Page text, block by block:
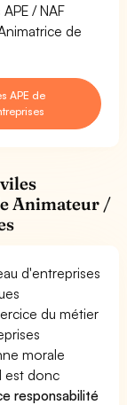
/ NAF
de
APE de
Animateur /
d'entreprises
du métier
morale
est donc
responsabilité